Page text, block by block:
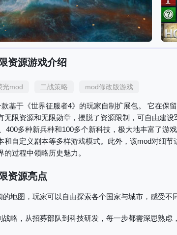
资源游戏介绍
光mod 二战策略 mod修改版游戏
款基于《世界征服者4》的玩家自制扩展包。 它在保
无限资源和无限勋章，摆脱了资源限制，可自由建
400多种新兵种和100多个新科技，极大地丰富了游
和自定义剧本等多样游戏模式。此外，该mod对细
过程中领略历史魅力。
资源亮点
的地图，玩家可以自由探索各个国家与城市，感受不
战略，从招募部队到科技研发，每一步都需深思熟虑